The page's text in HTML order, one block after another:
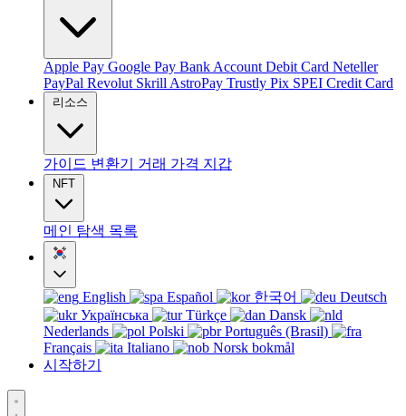
Apple Pay Google Pay Bank Account Debit Card Neteller
PayPal Revolut Skrill AstroPay Trustly Pix SPEI Credit Card
리소스
가이드 변환기 거래 가격 지갑
NFT
메인 탐색 목록
English Español 한국어
Deutsch
Українська
Türkçe
Dansk
Nederlands
Polski
Português (Brasil)
Français
Italiano
Norsk bokmål
시작하기